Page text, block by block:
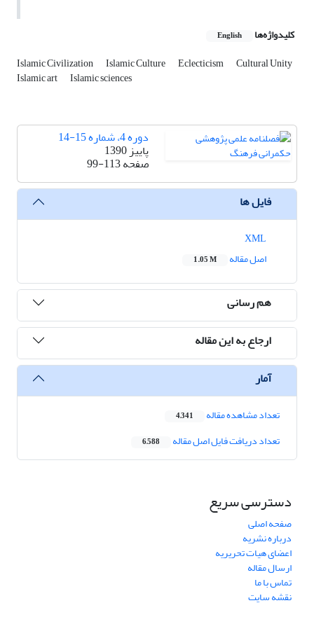
کلیدواژه‌ها English
Islamic Civilization Islamic Culture Eclecticism Cultural Unity
Islamic art Islamic sciences
دوره 4، شماره 15-14
پاییز 1390
صفحه99-113
فایل ها
اصل مقاله
1.05 M
هم رسانی
ارجاع به این مقاله
آمار
تعداد مشاهده مقاله 4,341
تعداد دریافت فایل اصل مقاله 6,588
دسترسی سریع
صفحه اصلی
درباره نشریه
اعضای هیات تحریریه
ارسال مقاله
تماس با ما
نقشه سایت